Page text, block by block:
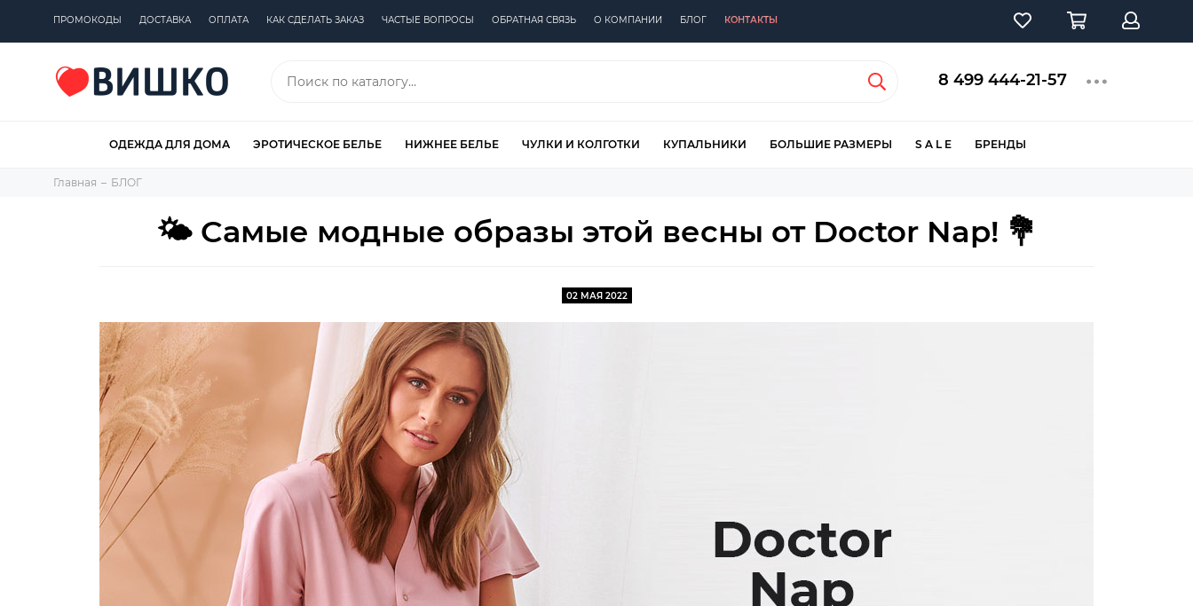
ПРОМОКОДЫ ДОСТАВКА ОПЛАТА КАК СДЕЛАТЬ ЗАКАЗ ЧАСТЫЕ ВОПРОСЫ ОБРАТНАЯ СВЯЗЬ О КОМПАНИИ БЛОГ КОНТАКТЫ
8 499 444-21-57
ОДЕЖДА ДЛЯ ДОМА ЭРОТИЧЕСКОЕ БЕЛЬЕ НИЖНЕЕ БЕЛЬЕ ЧУЛКИ И КОЛГОТКИ КУПАЛЬНИКИ БОЛЬШИЕ РАЗМЕРЫ S A L E БРЕНДЫ
Главная БЛОГ
🌤️ Cамые модные образы этой весны от Doctor Nap! 💐
02 МАЯ 2022